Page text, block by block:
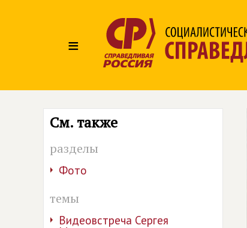
≡
См. также
разделы
Фото
темы
Видеовстреча Сергея